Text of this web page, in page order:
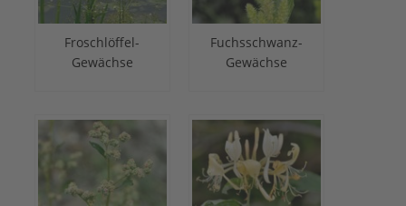
Froschlöffel-
Gewächse
Fuchsschwanz-
Gewächse